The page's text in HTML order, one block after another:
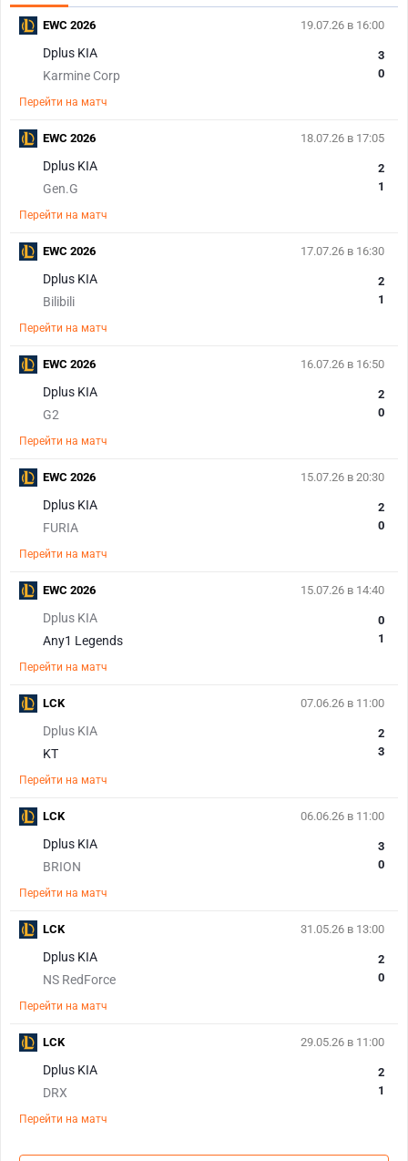
19.07.26 в 16:00
Dplus KIA
Karmine Corp
3
0
Перейти на матч
EWC 2026
18.07.26 в 17:05
Dplus KIA
Gen.G
2
1
Перейти на матч
EWC 2026
17.07.26 в 16:30
Dplus KIA
Bilibili
2
1
Перейти на матч
EWC 2026
16.07.26 в 16:50
Dplus KIA
G2
2
0
Перейти на матч
EWC 2026
15.07.26 в 20:30
Dplus KIA
FURIA
2
0
Перейти на матч
EWC 2026
15.07.26 в 14:40
Dplus KIA
Any1 Legends
0
1
Перейти на матч
EWC 2026
07.06.26 в 11:00
Dplus KIA
KT
2
3
Перейти на матч
LCK
06.06.26 в 11:00
Dplus KIA
BRION
3
0
Перейти на матч
LCK
31.05.26 в 13:00
Dplus KIA
NS RedForce
2
0
Перейти на матч
LCK
29.05.26 в 11:00
Dplus KIA
DRX
2
1
Перейти на матч
LCK